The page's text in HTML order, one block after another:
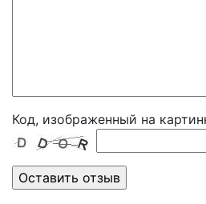
Код, изображенный на